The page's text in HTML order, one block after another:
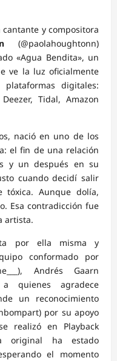
y compositora
(@paolahoughtonn)
«Agua Bendita», un
ve la luz oficialmente
digitales:
Tidal, Amazon
nació en uno de los
el fin de una relación
y un después en su
cuando decidí salir
tóxica. Aunque dolía,
Esa contradicción fue
artista.
por ella misma y
conformado por
Andrés Gaarn
quienes agradece
un reconocimiento
por su apoyo
realizó en Playback
original ha estado
el momento